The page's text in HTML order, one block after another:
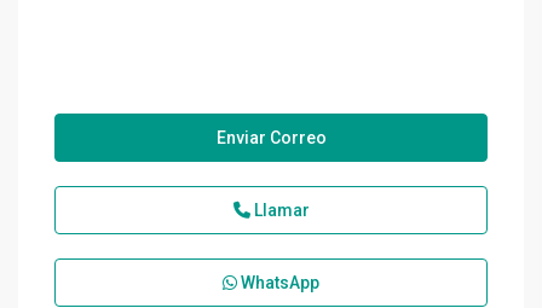
Enviar Correo
Llamar
WhatsApp